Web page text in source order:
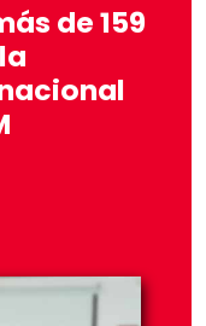
de 159